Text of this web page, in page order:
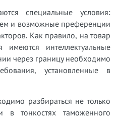
специальные условия:
и возможные преференции
Как правило, на товар
имеются интеллектуальные
через границу необходимо
установленные в
разбираться не только
тонкостях таможенного